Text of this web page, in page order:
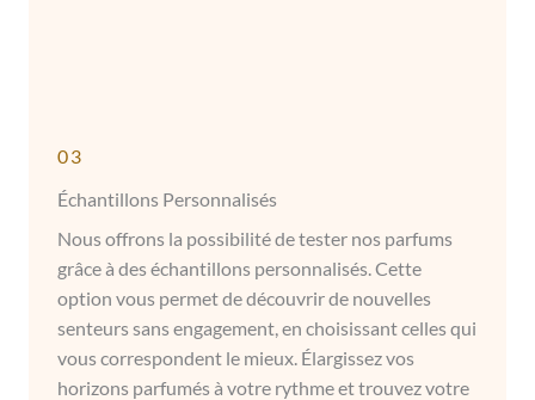
03
Échantillons Personnalisés
Nous offrons la possibilité de tester nos parfums
grâce à des échantillons personnalisés. Cette
option vous permet de découvrir de nouvelles
senteurs sans engagement, en choisissant celles qui
vous correspondent le mieux. Élargissez vos
horizons parfumés à votre rythme et trouvez votre